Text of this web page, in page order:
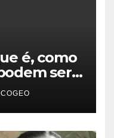
é, como
ser
fenômeno
Brasil e